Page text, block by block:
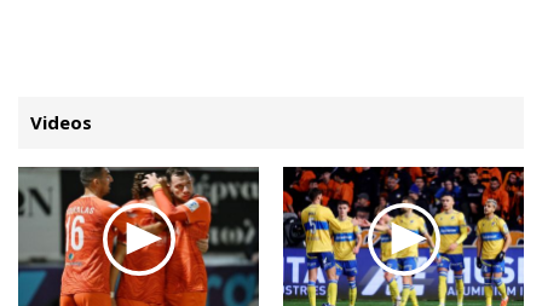
ΚΑΤΗΓΟΡΙΕΣ ΣΥΝΔΕΣΗ
Κύπρος
Παιδεία
Απόψεις
Αρθρογραφία
Videos